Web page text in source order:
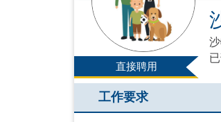
直接聘用
工作要求